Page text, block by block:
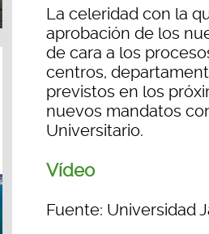
La celeridad con la
aprobación de los
de cara a los
centros,
previstos en los
nuevos mandatos
Universitario.
Vídeo
Fuente: Universidad